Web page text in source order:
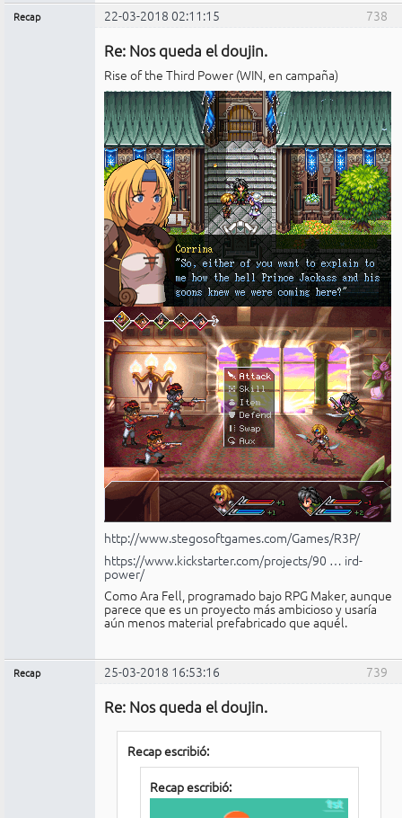
738
Recap 22-03-2018 02:11:15
Re: Nos queda el doujin.
Rise of the Third Power (WIN, en campaña)
http://www.stegosoftgames.com/Games/R3P/
https://www.kickstarter.com/projects/90 … ird-
power/
Como Ara Fell, programado bajo RPG Maker, aunque
parece que es un proyecto más ambicioso y usaría
aún menos material prefabricado que aquél.
739
Recap 25-03-2018 16:53:16
Re: Nos queda el doujin.
Recap escribió:
Recap escribió: